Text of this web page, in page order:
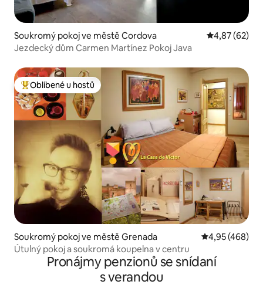
Soukromý pokoj ve městě Cordova Průměrné
4,87 (62)
Jezdecký dům Carmen Martínez Pokoj Java
Nejlepší v kategorii Oblíbené u hostů
Oblíbené u hostů
Soukromý pokoj ve městě Grenada Průměrné
4,95 (468)
Útulný pokoj a soukromá koupelna v centru
Pronájmy penzionů se snídaní
s verandou